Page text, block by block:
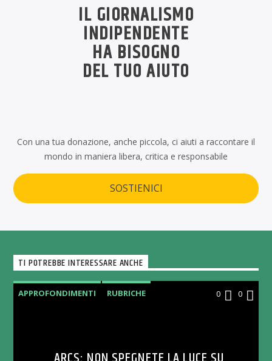
IL GIORNALISMO
INDIPENDENTE
HA BISOGNO
DEL TUO AIUTO
Con una tua donazione, anche piccola, ci aiuti a raccontare il
mondo in maniera libera, critica e responsabile
SOSTIENICI
TI POTREBBE INTERESSARE ANCHE
APPROFONDIMENTI RUBRICHE 0 0